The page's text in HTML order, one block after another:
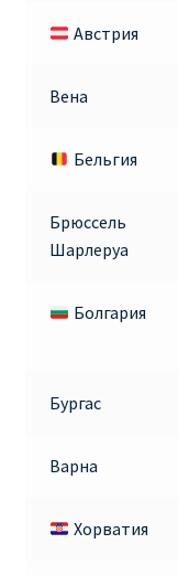
Австрия
Вена
Бельгия
Брюссель
Шарлеруа
Болгария
Бургас
Варна
Хорватия